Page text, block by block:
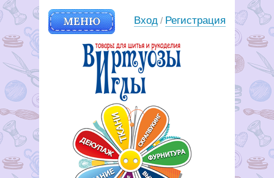
МЕНЮ Вход / Регистрация